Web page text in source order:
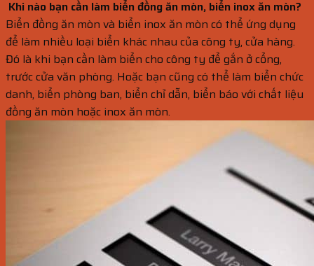
Khi nào bạn cần làm biển đồng ăn mòn, biển inox ăn mòn?
Biển đồng ăn mòn và biển inox ăn mòn có thể ứng dụng
để làm nhiều loại biển khác nhau của công ty, cửa hàng.
Đó là khi bạn cần làm biển cho công ty để gắn ở cổng,
trước cửa văn phòng. Hoặc bạn cũng có thể làm biển chức
danh, biển phòng ban, biển chỉ dẫn, biển báo với chất liệu
đồng ăn mòn hoặc inox ăn mòn.